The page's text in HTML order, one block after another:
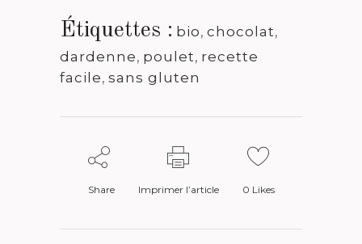
Étiquettes : bio, chocolat,
dardenne, poulet, recette
facile, sans gluten
Share Imprimer l’article 0 Likes